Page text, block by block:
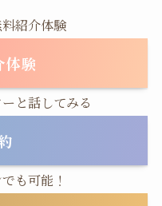
紹介体験
体験
と話してみる
も可能！